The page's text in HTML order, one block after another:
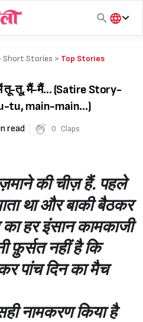
हिंदी
Short Stories > Top Stories
तू-तू, मैं-मैं… (Satire Story-
tu, main-main…)
read 0 Claps
की चीज़ हैं. पहले
था और बाकी बैठकर
हर इंसान कामकाजी
फ़ुर्सत नहीं है कि
पांच दिन का मैच
नामकरण किया है